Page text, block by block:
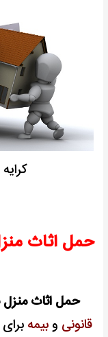
حمل اثاث
حمل اثاث منزل
قانونی وبیمه